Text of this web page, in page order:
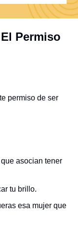
Permiso
permiso de ser
asocian tener
tu brillo.
esa mujer que